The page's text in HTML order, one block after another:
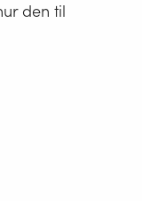
den til